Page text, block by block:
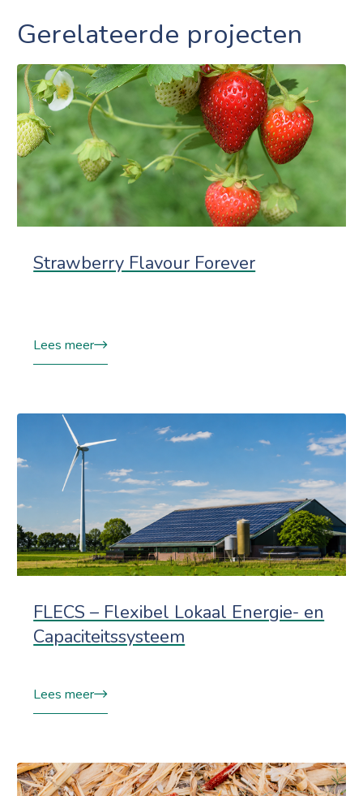
Gerelateerde projecten
Strawberry Flavour Forever
Lees meer
FLECS – Flexibel Lokaal Energie- en
Capaciteitssysteem
Lees meer